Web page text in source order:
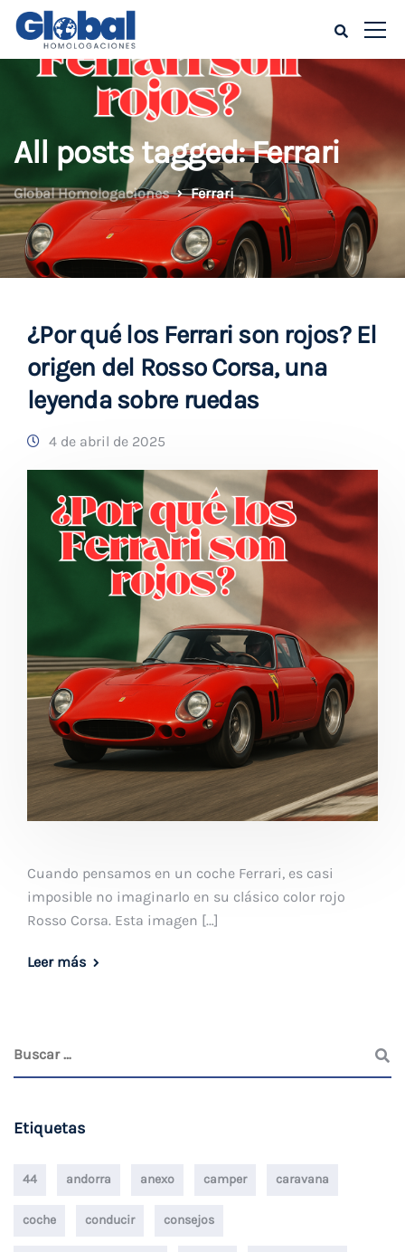
All posts tagged: Ferrari
Global Homologaciones Ferrari
¿Por qué los Ferrari son rojos? El
origen del Rosso Corsa, una
leyenda sobre ruedas
4 de abril de 2025
Cuando pensamos en un coche Ferrari, es casi
imposible no imaginarlo en su clásico color rojo
Rosso Corsa. Esta imagen […]
Leer más
Etiquetas
44 andorra anexo camper caravana
coche conducir consejos